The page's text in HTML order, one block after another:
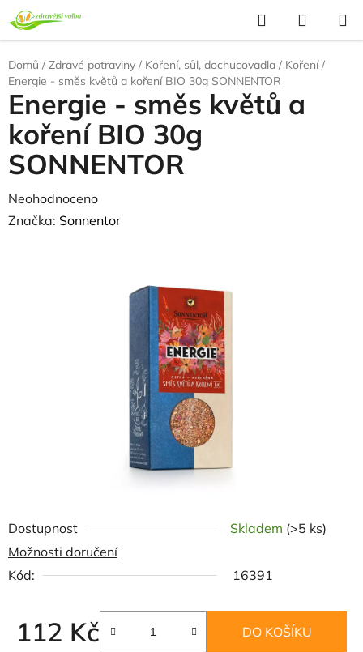
Přejít
na
obsah
Hledat
KOŠÍK
Domů / Zdravé potraviny / Koření, sůl, dochucovadla / Koření /
Energie - směs květů a koření BIO 30g SONNENTOR
Dostupnost Skladem (>5 ks)
Možnosti doručení
Kód:
16391
112 Kč DO KOŠÍKU
Energie - směs květů a
koření BIO 30g
SONNENTOR
Průměrné
hodnocení
Neohodnoceno
Značka: Sonnentor